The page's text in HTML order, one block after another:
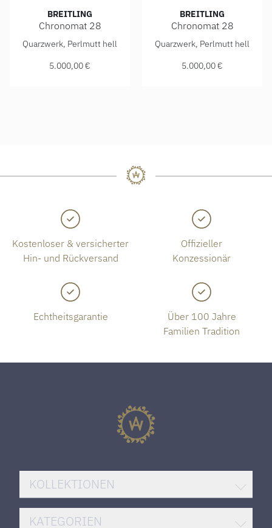
BREITLING
Chronomat 28
Breitling Chronomat 28, Ref: A72310101K1A1, Preis:
Quarzwerk, Perlmutt hell
5.000,00 €
BREITLING
Chronomat 28
Breitling Chronomat 28,
Quarzwerk, Perlmutt hell
5.000,00 €
Kostenloser & versicherter
Hin- und Rückversand
Offizieller
Konzessionär
Echtheitsgarantie
Über 100 Jahre
Familien Tradition
KOLLEKTIONEN
BREITLING SUPEROCEAN
KATEGORIEN